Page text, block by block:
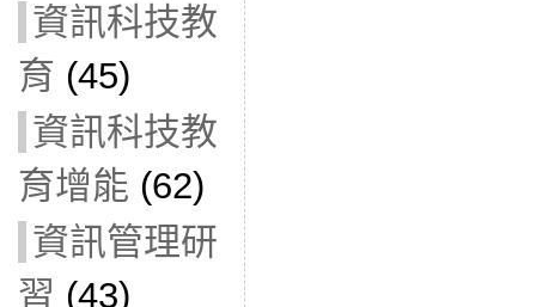
資訊科技教
育 (45)
資訊科技教
育增能 (62)
資訊管理研
習 (43)